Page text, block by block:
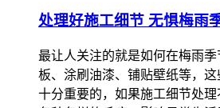
处理好施工细节 无惧梅雨
最让人关注的就是如何在梅雨
板、涂刷油漆、铺贴壁纸等，
十分重要的，如果施工细节处